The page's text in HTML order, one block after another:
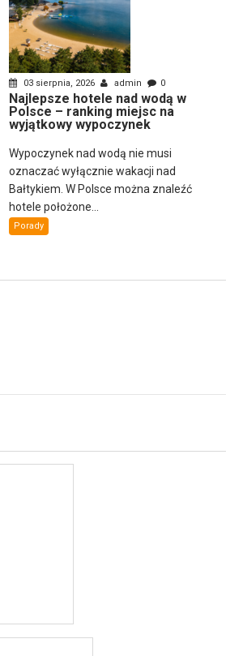
03 sierpnia, 2026 admin 0
Najlepsze hotele nad wodą w
Polsce – ranking miejsc na
wyjątkowy wypoczynek
Wypoczynek nad wodą nie musi
oznaczać wyłącznie wakacji nad
Bałtykiem. W Polsce można znaleźć
hotele położone...
Porady